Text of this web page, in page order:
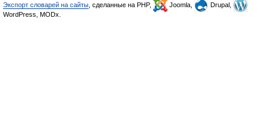
Экспорт словарей на сайты , сделанные на PHP, Joomla,
Drupal,
WordPress, MODx.